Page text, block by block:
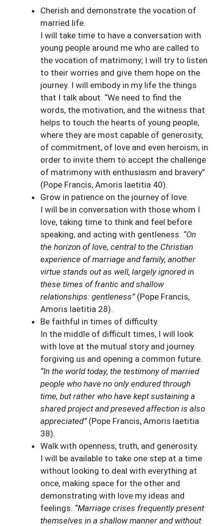
Cherish and demonstrate the vocation of
married life.
I will take time to have a conversation with
young people around me who are called to
the vocation of matrimony; I will try to listen
to their worries and give them hope on the
journey. I will embody in my life the things
that I talk about. “We need to find the
words, the motivation, and the witness that
helps to touch the hearts of young people,
where they are most capable of generosity,
of commitment, of love and even heroism, in
order to invite them to accept the challenge
of matrimony with enthusiasm and bravery”
(Pope Francis, Amoris laetitia 40).
Grow in patience on the journey of love.
I will be in conversation with those whom I
love, taking time to think and feel before
speaking, and acting with gentleness. “On
the horizon of love, central to the Christian
experience of marriage and family, another
virtue stands out as well, largely ignored in
these times of frantic and shallow
relationships: gentleness”(Pope Francis,
Amoris laetitia 28).
Be faithful in times of difficulty.
In the middle of difficult times, I will look
with love at the mutual story and journey
forgiving us and opening a common future.
“In the world today, the testimony of married
people who have no only endured through
time, but rather who have kept sustaining a
shared project and preseved affection is also
appreciated”(Pope Francis, Amoris laetitia
38).
Walk with openness, truth, and generosity.
I will be available to take one step at a time
without looking to deal with everything at
once, making space for the other and
demonstrating with love my ideas and
feelings. “Marriage crises frequently present
themselves in a shallow manner and without